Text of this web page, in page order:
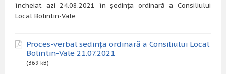
încheiat azi 24.08.2021 în ședința ordinară a Consiliului
Local Bolintin-Vale
Proces-verbal sedința ordinară a Consiliului Local
Bolintin-Vale 21.07.2021
(369 kB)